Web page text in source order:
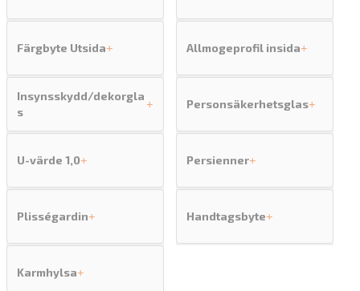
Färgbyte Utsida+ Allmogeprofil insida+
Insynsskydd/dekorgla
s
+ Personsäkerhetsglas+
U-värde 1,0+ Persienner+
Plisségardin+ Handtagsbyte+
Karmhylsa+